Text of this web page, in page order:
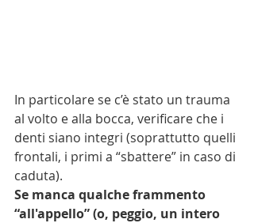
In particolare se c’è stato un trauma
al volto e alla bocca, verificare che i
denti siano integri (soprattutto quelli
frontali, i primi a “sbattere” in caso di
caduta).
Se manca qualche frammento
“all'appello” (o, peggio, un intero